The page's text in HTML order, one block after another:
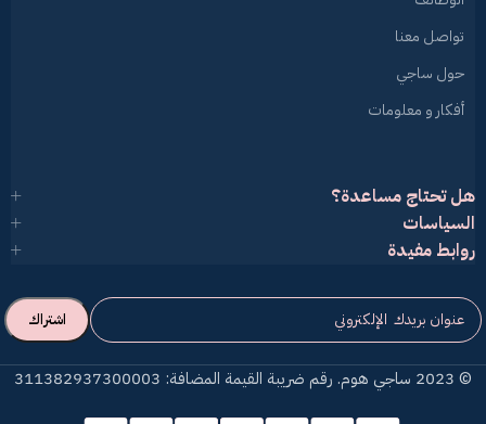
تواصل معنا
حول ساجي
أفكار و معلومات
هل تحتاج مساعدة؟
السياسات
روابط مفيدة
© 2023 ساجي هوم. رقم ضريبة القيمة المضافة: 311382937300003